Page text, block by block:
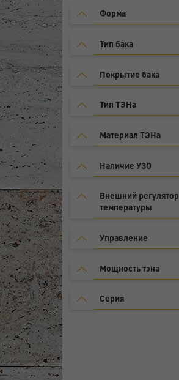
Форма
Тип бака
Покрытие бака
Тип ТЭНа
Материал ТЭНа
Наличие УЗО
Внешний регулятор
температуры
Управление
Мощность тэна
Серия